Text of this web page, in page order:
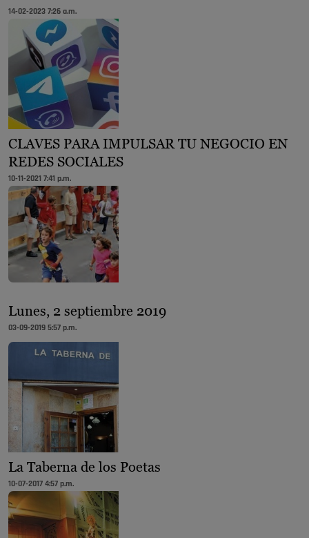
14-02-2023 7:26 a.m.
CLAVES PARA IMPULSAR TU NEGOCIO EN
REDES SOCIALES
10-11-2021 7:41 p.m.
Lunes, 2 septiembre 2019
03-09-2019 5:57 p.m.
La Taberna de los Poetas
10-07-2017 4:57 p.m.